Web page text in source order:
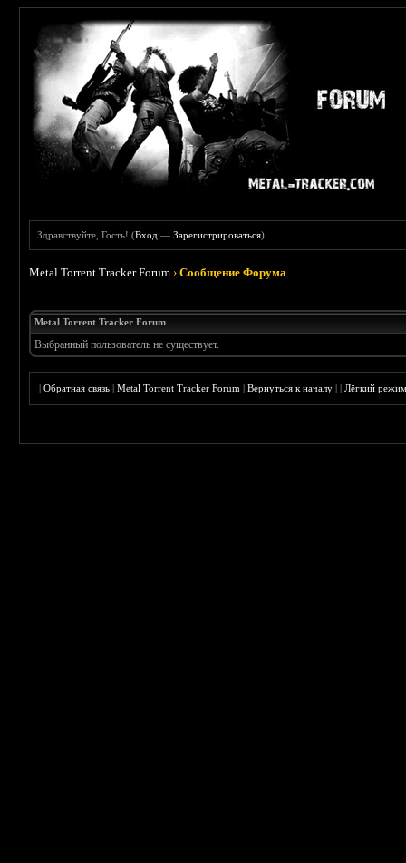
Здравствуйте, Гость! (Вход —Зарегистрироваться)
Metal Torrent Tracker Forum ›Сообщение Форума
Metal Torrent Tracker Forum
Выбранный пользователь не существует.
|Обратная связь |Metal Torrent Tracker Forum |Вернуться к началу ||Лёгкий